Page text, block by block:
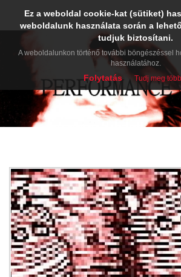
Ez a weboldal cookie-kat (sütiket)
weboldalunk használata során a
tudjuk biztosítani.
A weboldalunkon történő további böngészéssel
használatához.
Folytatás Tudj meg